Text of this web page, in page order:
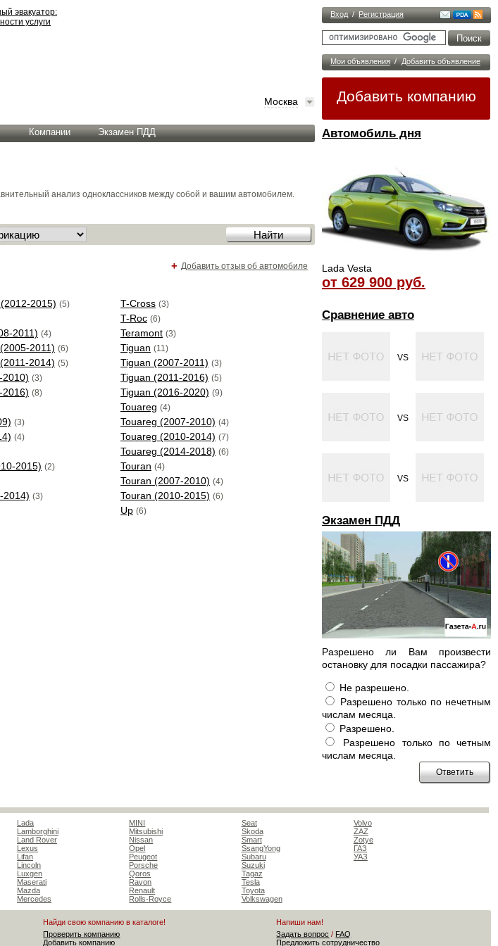
Вход / Регистрация
Мои объявления / Добавить объявление
Добавить компанию
Автомобиль дня
Lada Vesta
от 629 900 руб.
Сравнение авто
VS
VS
VS
Экзамен ПДД
Разрешено ли Вам произвести
остановку для посадки пассажира?
Не разрешено.
Разрешено только по нечетным
числам месяца.
Разрешено.
Разрешено только по четным
числам месяца.
эвакуатор:
услуги
Москва
Компании Экзамен ПДД
анализ одноклассников между собой и вашим автомобилем.
+ Добавить отзыв об автомобиле
2015) (5)
2011) (4)
2011) (6)
2014) (5)
2010) (3)
2016) (8)
(3)
(4)
2015) (2)
2014) (3)
T-Cross (3)
T-Roc (6)
Teramont (3)
Tiguan (11)
Tiguan (2007-2011) (3)
Tiguan (2011-2016) (5)
Tiguan (2016-2020) (9)
Touareg (4)
Touareg (2007-2010) (4)
Touareg (2010-2014) (7)
Touareg (2014-2018) (6)
Touran (4)
Touran (2007-2010) (4)
Touran (2010-2015) (6)
Up (6)
Lada
Lamborghini
Land Rover
Lexus
Lifan
Lincoln
Luxgen
Maserati
Mazda
Mercedes
MINI
Mitsubishi
Nissan
Opel
Peugeot
Porsche
Qoros
Ravon
Renault
Rolls-Royce
Seat
Skoda
Smart
SsangYong
Subaru
Suzuki
Tagaz
Tesla
Toyota
Volkswagen
Volvo
ZAZ
Zotye
ГАЗ
УАЗ
Найди свою компанию в каталоге!
Проверить компанию
Добавить компанию
Напиши нам!
Задать вопрос / FAQ
Предложить сотрудничество